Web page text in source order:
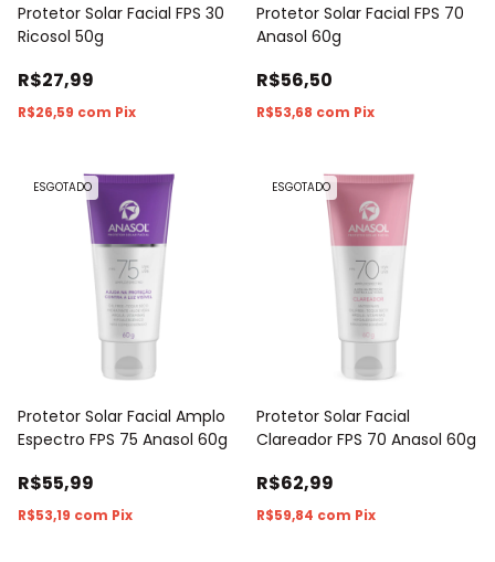
Protetor Solar Facial FPS 30
Ricosol 50g
R$27,99
R$26,59 com Pix
Protetor Solar Facial FPS 70
Anasol 60g
R$56,50
R$53,68 com Pix
ESGOTADO
Protetor Solar Facial Amplo
Espectro FPS 75 Anasol 60g
R$55,99
R$53,19 com Pix
ESGOTADO
Protetor Solar Facial
Clareador FPS 70 Anasol 60g
R$62,99
R$59,84 com Pix